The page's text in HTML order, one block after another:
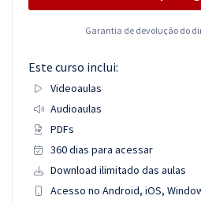
Garantia de devolução do
Este curso inclui:
Videoaulas
Audioaulas
PDFs
360 dias para acessar
Download ilimitado das aulas
Acesso no Android, iOS,